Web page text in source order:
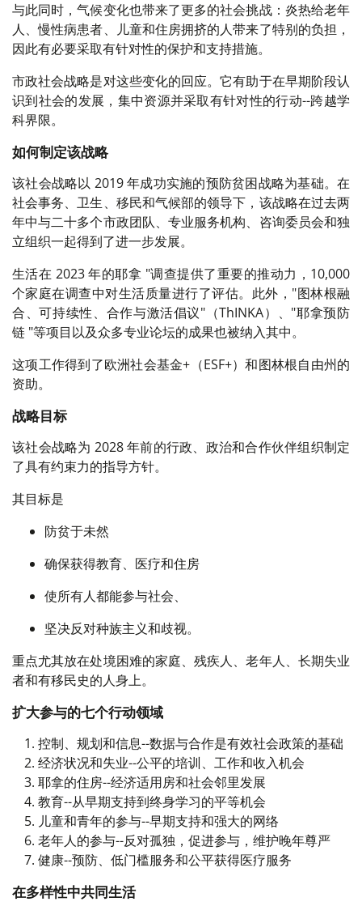
与此同时，气候变化也带来了更多的社会挑战：炎热给老年
人、慢性病患者、儿童和住房拥挤的人带来了特别的负担，
因此有必要采取有针对性的保护和支持措施。
市政社会战略是对这些变化的回应。它有助于在早期阶段认
识到社会的发展，集中资源并采取有针对性的行动--跨越学
科界限。
如何制定该战略
该社会战略以 2019 年成功实施的预防贫困战略为基础。在
社会事务、卫生、移民和气候部的领导下，该战略在过去两
年中与二十多个市政团队、专业服务机构、咨询委员会和独
立组织一起得到了进一步发展。
生活在 2023 年的耶拿 "调查提供了重要的推动力，10,000
个家庭在调查中对生活质量进行了评估。此外，"图林根融
合、可持续性、合作与激活倡议"（ThINKA）、"耶拿预防
链 "等项目以及众多专业论坛的成果也被纳入其中。
这项工作得到了欧洲社会基金+（ESF+）和图林根自由州的
资助。
战略目标
该社会战略为 2028 年前的行政、政治和合作伙伴组织制定
了具有约束力的指导方针。
其目标是
防贫于未然
确保获得教育、医疗和住房
使所有人都能参与社会、
坚决反对种族主义和歧视。
重点尤其放在处境困难的家庭、残疾人、老年人、长期失业
者和有移民史的人身上。
扩大参与的七个行动领域
控制、规划和信息--数据与合作是有效社会政策的基础
经济状况和失业--公平的培训、工作和收入机会
耶拿的住房--经济适用房和社会邻里发展
教育--从早期支持到终身学习的平等机会
儿童和青年的参与--早期支持和强大的网络
老年人的参与--反对孤独，促进参与，维护晚年尊严
健康--预防、低门槛服务和公平获得医疗服务
在多样性中共同生活